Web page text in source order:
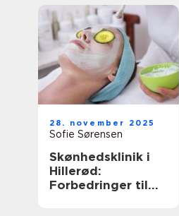
28. november 2025
Sofie Sørensen
Skønhedsklinik i
Hillerød:
Forbedringer til